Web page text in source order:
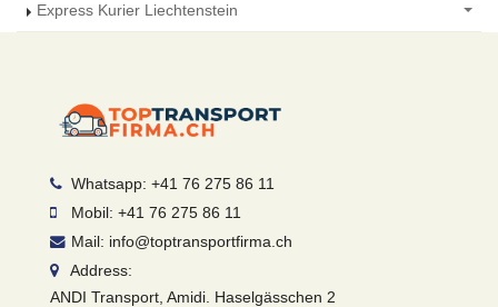
Express Kurier Liechtenstein
Whatsapp: +41 76 275 86 11
Mobil: +41 76 275 86 11
Mail: info@toptransportfirma.ch
Address:
ANDI Transport, Amidi. Haselgässchen 2